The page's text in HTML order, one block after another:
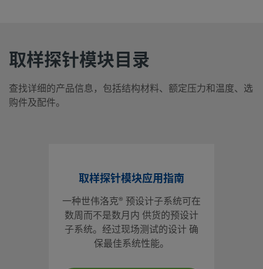
取样探针模块目录
查找详细的产品信息，包括结构材料、额定压力和温度、选
购件及配件。
取样探针模块应用指南
一种世伟洛克® 预设计子系统可在
数周而不是数月内 供货的预设计
子系统。经过现场测试的设计 确
保最佳系统性能。